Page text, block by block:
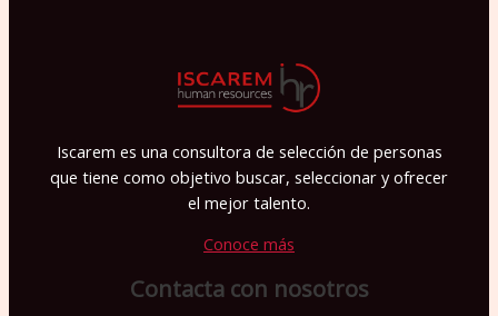
Iscarem es una consultora de selección de personas
que tiene como objetivo buscar, seleccionar y ofrecer
el mejor talento.
Conoce más
Contacta con nosotros